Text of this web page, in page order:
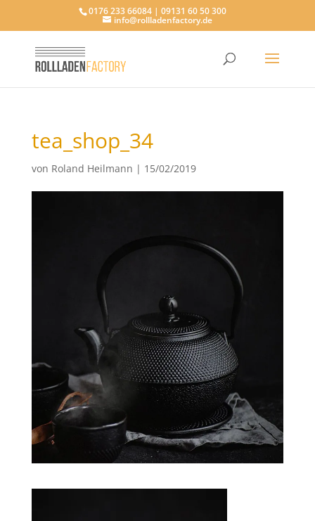
0176 233 66084 | 09131 60 50 300
info@rollladenfactory.de
tea_shop_34
von Roland Heilmann | 15/02/2019